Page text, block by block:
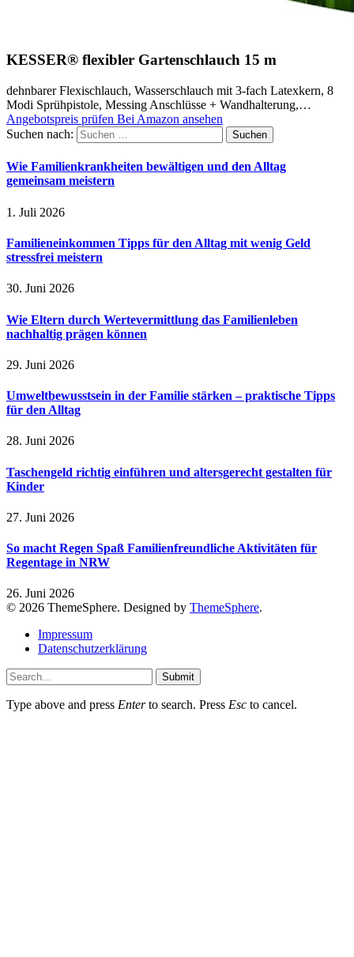
KESSER® flexibler Gartenschlauch 15 m
dehnbarer Flexischlauch, Wasserschlauch mit 3-fach Latexkern, 8
Modi Sprühpistole, Messing Anschlüsse + Wandhalterung,…
Angebotspreis prüfen Bei Amazon ansehen
Suchen nach:
Wie Familienkrankheiten bewältigen und den Alltag
gemeinsam meistern
1. Juli 2026
Familieneinkommen Tipps für den Alltag mit wenig Geld
stressfrei meistern
30. Juni 2026
Wie Eltern durch Wertevermittlung das Familienleben
nachhaltig prägen können
29. Juni 2026
Umweltbewusstsein in der Familie stärken – praktische Tipps
für den Alltag
28. Juni 2026
Taschengeld richtig einführen und altersgerecht gestalten für
Kinder
27. Juni 2026
So macht Regen Spaß Familienfreundliche Aktivitäten für
Regentage in NRW
26. Juni 2026
© 2026 ThemeSphere. Designed by ThemeSphere.
Impressum
Datenschutzerklärung
Submit
Type above and press Enterto search. Press Esc to cancel.